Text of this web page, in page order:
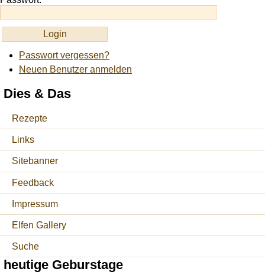
Passwort vergessen?
Neuen Benutzer anmelden
Dies & Das
Rezepte
Links
Sitebanner
Feedback
Impressum
Elfen Gallery
Suche
heutige Geburstage